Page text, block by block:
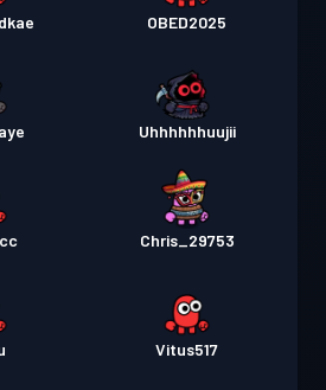
OBED2025
Uhhhhhhuujii
Chris_29753
Vitus517